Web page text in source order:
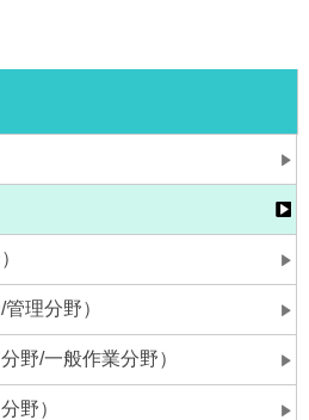
理分野）
野/一般作業分野）
野）